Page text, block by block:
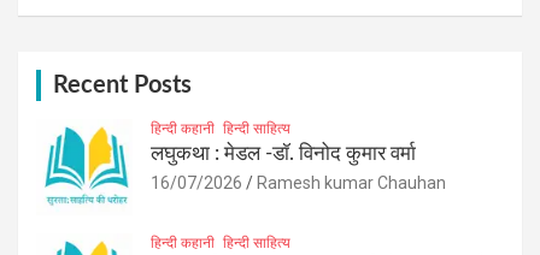
Recent Posts
हिन्दी कहानी हिन्दी साहित्य
लघुकथा : मेडल -डॉ. विनोद कुमार वर्मा
16/07/2026 Ramesh kumar Chauhan
हिन्दी कहानी हिन्दी साहित्य